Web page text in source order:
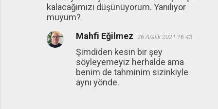
kalacağımızı düşünüyorum. Yanılıyor
muyum?
Mahfi Eğilmez 26 Aralık 2021 16:43
Şimdiden kesin bir şey
söyleyemeyiz herhalde ama
benim de tahminim sizinkiyle
aynı yönde.